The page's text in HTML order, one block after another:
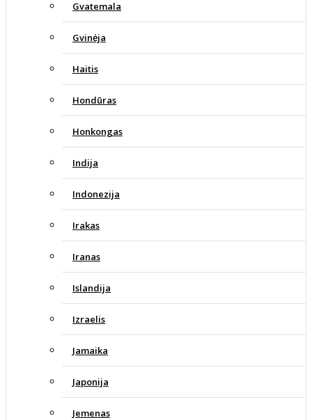
Gvatemala
Gvinėja
Haitis
Hondūras
Honkongas
Indija
Indonezija
Irakas
Iranas
Islandija
Izraelis
Jamaika
Japonija
Jemenas